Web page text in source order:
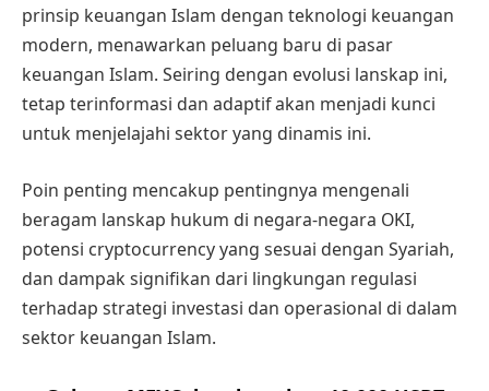
prinsip keuangan Islam dengan teknologi keuangan
modern, menawarkan peluang baru di pasar
keuangan Islam. Seiring dengan evolusi lanskap ini,
tetap terinformasi dan adaptif akan menjadi kunci
untuk menjelajahi sektor yang dinamis ini.
Poin penting mencakup pentingnya mengenali
beragam lanskap hukum di negara-negara OKI,
potensi cryptocurrency yang sesuai dengan Syariah,
dan dampak signifikan dari lingkungan regulasi
terhadap strategi investasi dan operasional di dalam
sektor keuangan Islam.